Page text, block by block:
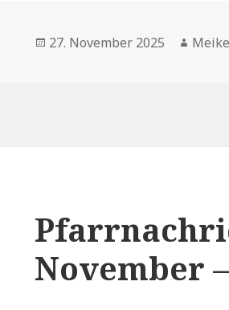
Veröffentlicht
27. November 2025 Autor
November